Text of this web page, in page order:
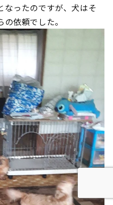
なったのですが、犬はそ
依頼でした。